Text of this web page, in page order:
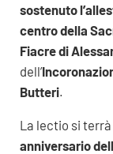
sostenuto
centro della
Fiacre di
dell’
Butteri.
La lectio si
anniversario